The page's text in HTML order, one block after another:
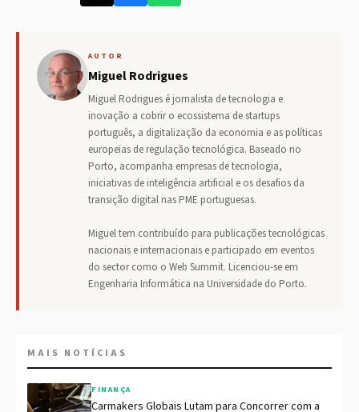
AUTOR
Miguel Rodrigues
Miguel Rodrigues é jornalista de tecnologia e
inovação a cobrir o ecossistema de startups
português, a digitalização da economia e as políticas
europeias de regulação tecnológica. Baseado no
Porto, acompanha empresas de tecnologia,
iniciativas de inteligência artificial e os desafios da
transição digital nas PME portuguesas.
Miguel tem contribuído para publicações tecnológicas
nacionais e internacionais e participado em eventos
do sector como o Web Summit. Licenciou-se em
Engenharia Informática na Universidade do Porto.
MAIS NOTÍCIAS
FINANÇA
Carmakers Globais Lutam para Concorrer com a